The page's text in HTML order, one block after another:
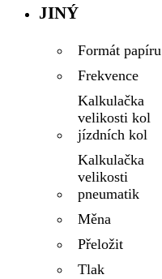
JINÝ
Formát papíru
Frekvence
Kalkulačka
velikosti kol
jízdních kol
Kalkulačka
velikosti
pneumatik
Měna
Přeložit
Tlak